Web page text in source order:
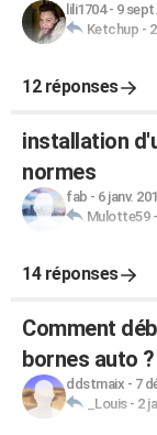
lili1704- 9
Ketchup -
12 réponses
installation
normes
fab - 6 janv.
Mulotte59-
14 réponses
Comment
bornes auto ?
ddstmaix - 7
_Louis- 2